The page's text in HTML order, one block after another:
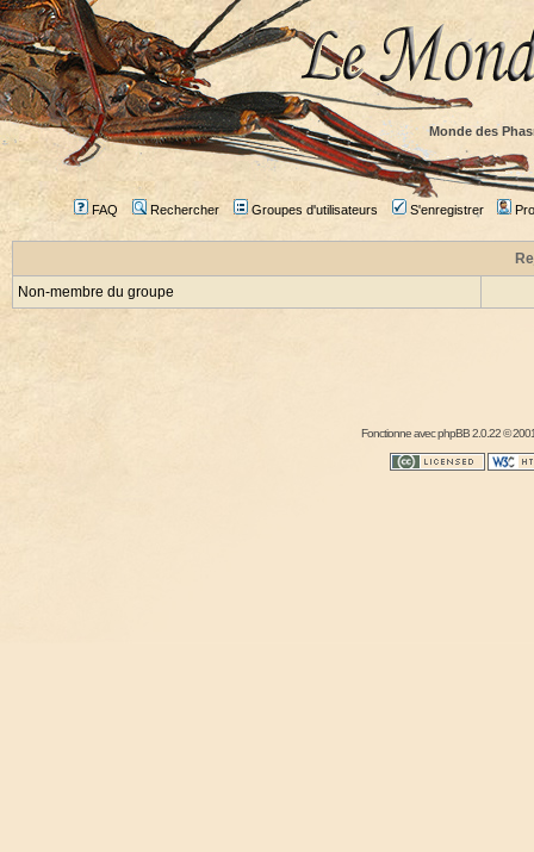
Monde des
FAQ Rechercher Groupes d'utilisateurs S'enregistrer
Non-membre du groupe
Fonctionne avecphpBB2.0.22 ©